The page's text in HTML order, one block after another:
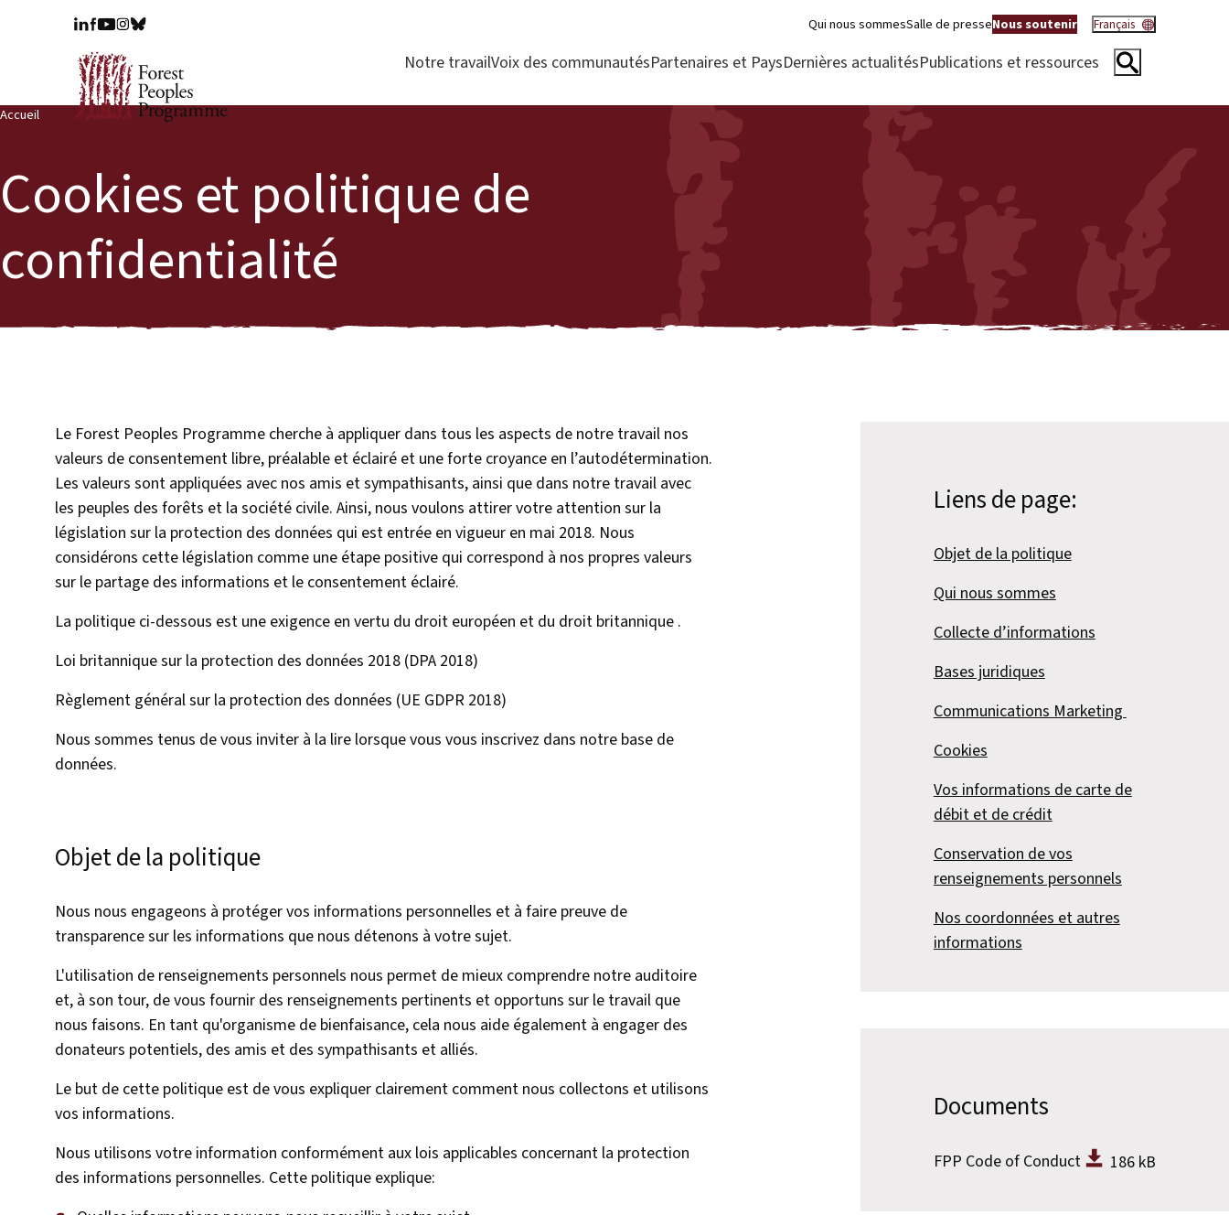
Qui nous sommesSalle de presseNous soutenir Français
Notre travailVoix des communautésPartenaires et PaysDernières actualitésPublications et ressources
Accueil
Cookies et politique de
confidentialité
Le Forest Peoples Programme cherche à appliquer dans tous les aspects de notre travail nos
valeurs de consentement libre, préalable et éclairé et une forte croyance en l’autodétermination.
Les valeurs sont appliquées avec nos amis et sympathisants, ainsi que dans notre travail avec
les peuples des forêts et la société civile. Ainsi, nous voulons attirer votre attention sur la
législation sur la protection des données qui est entrée en vigueur en mai 2018. Nous
considérons cette législation comme une étape positive qui correspond à nos propres valeurs
sur le partage des informations et le consentement éclairé.
La politique ci-dessous est une exigence en vertu du droit européen et du droit britannique .
Loi britannique sur la protection des données 2018 (DPA 2018)
Règlement général sur la protection des données (UE GDPR 2018)
Nous sommes tenus de vous inviter à la lire lorsque vous vous inscrivez dans notre base de
données.
Objet de la politique
Nous nous engageons à protéger vos informations personnelles et à faire preuve de
transparence sur les informations que nous détenons à votre sujet.
L'utilisation de renseignements personnels nous permet de mieux comprendre notre auditoire
et, à son tour, de vous fournir des renseignements pertinents et opportuns sur le travail que
nous faisons. En tant qu'organisme de bienfaisance, cela nous aide également à engager des
donateurs potentiels, des amis et des sympathisants et alliés.
Le but de cette politique est de vous expliquer clairement comment nous collectons et utilisons
vos informations.
Nous utilisons votre information conformément aux lois applicables concernant la protection
des informations personnelles. Cette politique explique:
Liens de page:
Objet de la politique
Qui nous sommes
Collecte d’informations
Bases juridiques
Communications Marketing
Cookies
Vos informations de carte de
débit et de crédit
Conservation de vos
renseignements personnels
Nos coordonnées et autres
informations
Documents
FPP Code of Conduct 186 kB